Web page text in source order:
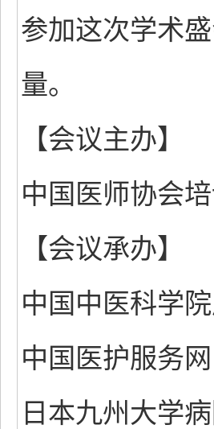
参加这次学术
量。
【会议主办】
中国医师协会
【会议承办】
中国中医科学
中国医护服务网
日本九州大学病